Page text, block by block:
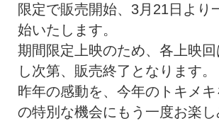
限定で販売開始、 3月21日より
始いたします。
期間限定上映のため、各上映
し次第、 販売終了となります。
昨年の感動を、今年のトキメキ
の特別な機会にもう一度お楽し